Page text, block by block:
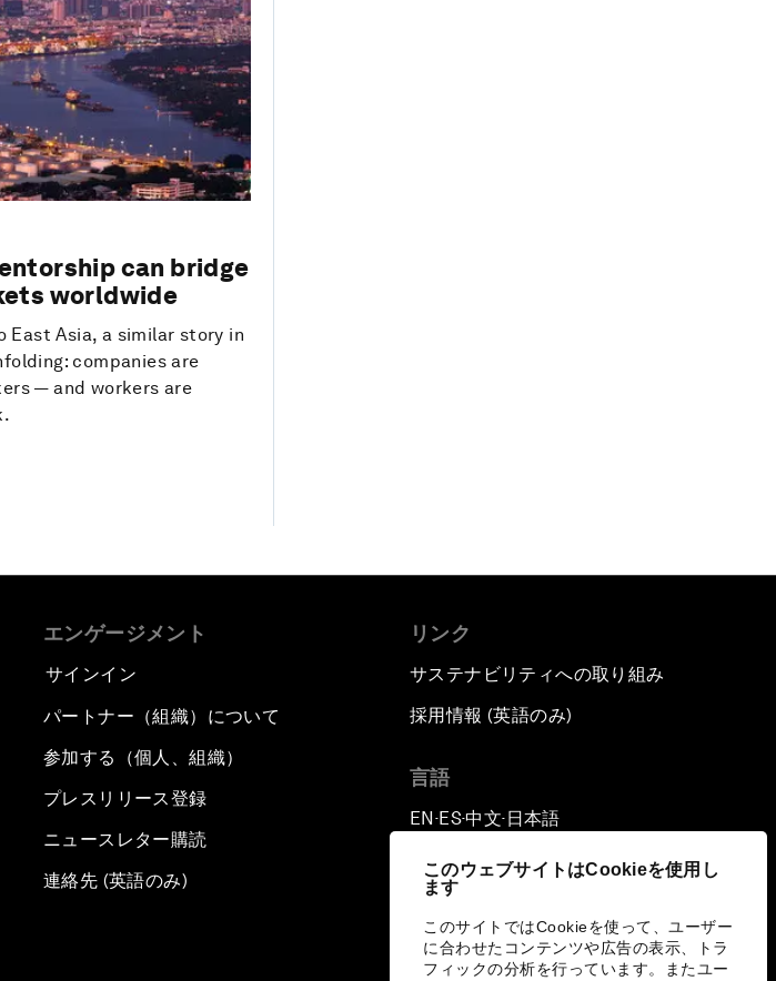
このウェブサイトはCookieを使用し
ます
このサイトではCookieを使って、ユーザー
に合わせたコンテンツや広告の表示、トラ
フィックの分析を行っています。またユー
can bridge
worldwide
East Asia, a similar story in
companies are
— and workers are
エンゲージメント
サインイン
パートナー（組織）について
参加する（個人、組織）
プレスリリース登録
ニュースレター購読
連絡先 (英語のみ)
リンク
サステナビリティへの取り組み
採用情報 (英語のみ)
言語
EN ▪ ES▪中文▪ 日本語